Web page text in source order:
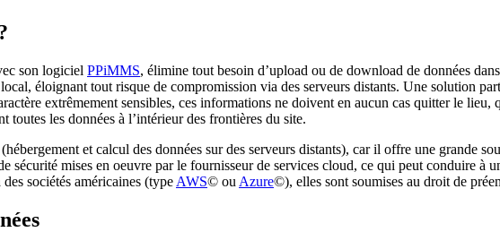
son logiciel PPiMMS, élimine tout besoin d’upload ou de download de données
éloignant tout risque de compromission via des serveurs distants. Une solution
extrêmement sensibles, ces informations ne doivent en aucun cas quitter le
toutes les données à l’intérieur des frontières du site.
et calcul des données sur des serveurs distants), car il offre une grande
sécurité mises en oeuvre par le fournisseur de services cloud, ce qui peut conduire à
sociétés américaines (type AWS© ou Azure©), elles sont soumises au droit de